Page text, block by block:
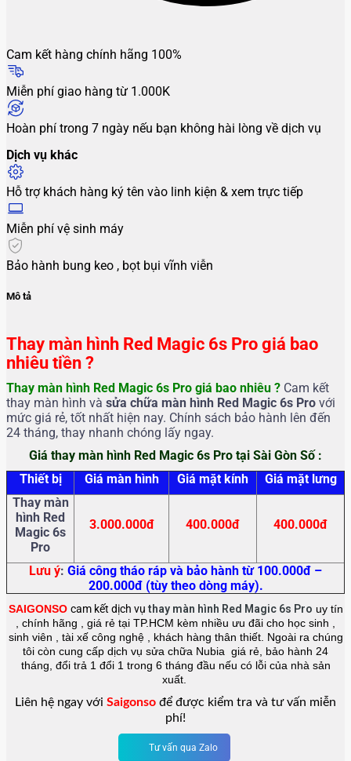
Cam kết hàng chính hãng 100%
Miễn phí giao hàng từ 1.000K
Hoàn phí trong 7 ngày nếu bạn không hài lòng về dịch vụ
Dịch vụ khác
Hỗ trợ khách hàng ký tên vào linh kiện & xem trực tiếp
Miễn phí vệ sinh máy
Bảo hành bung keo , bọt bụi vĩnh viễn
Mô tả
Thay màn hình Red Magic 6s Pro giá bao
nhiêu tiền ?
Thay màn hình Red Magic 6s Pro giá bao nhiêu ? Cam kết
thay màn hình và sửa chữa màn hình Red Magic 6s Pro với
mức giá rẻ, tốt nhất hiện nay. Chính sách bảo hành lên đến
24 tháng, thay nhanh chóng lấy ngay.
Giá thay màn hình Red Magic 6s Pro tại Sài Gòn Số :
Thiết bị
Giá màn hình Giá mặt kính
Giá mặt lưng
Thay màn
hình Red
Magic 6s
Pro
3.000.000đ 400.000đ 400.000đ
Lưu ý: Giá công tháo ráp và bảo hành từ 100.000đ –
200.000đ (tùy theo dòng máy).
SAIGONSO cam kết dịch vụthay màn hình Red Magic 6s Pro uy tín
, chính hãng , giá rẻ tại TP.HCM kèm nhiều ưu đãi cho học sinh ,
sinh viên , tài xế công nghệ , khách hàng thân thiết. Ngoài ra chúng
tôi còn cung cấp dịch vụ sửa chữa Nubia giá rẻ, bảo hành 24
tháng, đổi trả 1 đổi 1 trong 6 tháng đầu nếu có lỗi của nhà sản
xuất.
Liên hệ ngay với Saigonso để được kiểm tra và tư vấn miễn
phí!
Tư vấn qua Zalo